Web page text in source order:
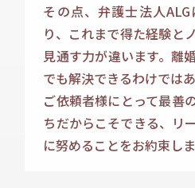
その点、弁護士法人
り、これまで得た経験と
見通す力が違います。離
でも解決できるわけではあ
ご依頼者様にとって最善
ちだからこそできる、リ
に努めることをお約束しま